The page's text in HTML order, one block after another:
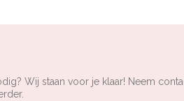
Wij staan voor je klaar! Neem